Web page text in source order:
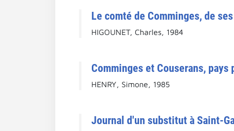
Le comté de Comminges, de
HIGOUNET, Charles, 1984
Comminges et Couserans, pays
HENRY, Simone, 1985
Journal d'un substitut à Saint-